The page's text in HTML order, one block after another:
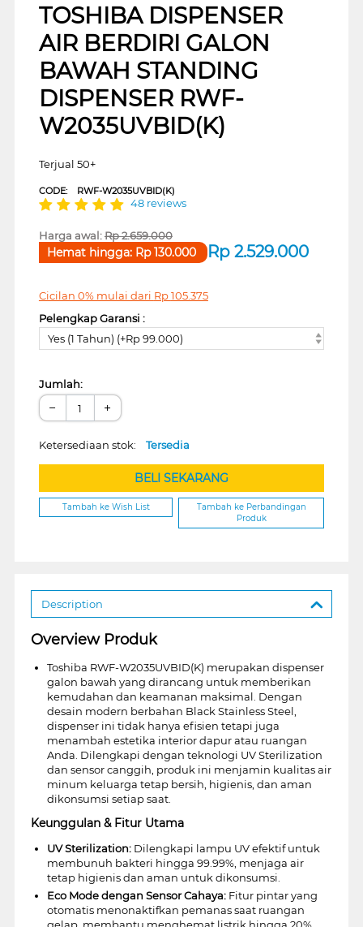
TOSHIBA DISPENSER
AIR BERDIRI GALON
BAWAH STANDING
DISPENSER RWF-
W2035UVBID(K)
Terjual 50+
CODE: RWF-W2035UVBID(K)
48 reviews
Harga awal:Rp2.659.000
Rp 2.529.000
Hemat hingga: Rp130.000
Cicilan 0% mulai dari Rp105.375
Pelengkap Garansi :
Yes (1 Tahun) (+Rp 99.000)
Jumlah:
− +
Ketersediaan stok: Tersedia
BELI SEKARANG
Tambah ke Wish List
Tambah ke Perbandingan
Produk
Description
Overview Produk
Toshiba RWF-W2035UVBID(K) merupakan dispenser
galon bawah yang dirancang untuk memberikan
kemudahan dan keamanan maksimal. Dengan
desain modern berbahan Black Stainless Steel,
dispenser ini tidak hanya efisien tetapi juga
menambah estetika interior dapur atau ruangan
Anda. Dilengkapi dengan teknologi UV Sterilization
dan sensor canggih, produk ini menjamin kualitas air
minum keluarga tetap bersih, higienis, dan aman
dikonsumsi setiap saat.
Keunggulan & Fitur Utama
UV Sterilization:Dilengkapi lampu UV efektif untuk
membunuh bakteri hingga 99.99%, menjaga air
tetap higienis dan aman untuk dikonsumsi.
Eco Mode dengan Sensor Cahaya:Fitur pintar yang
otomatis menonaktifkan pemanas saat ruangan
gelap, membantu menghemat listrik hingga 20%.